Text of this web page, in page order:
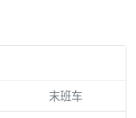
末班车